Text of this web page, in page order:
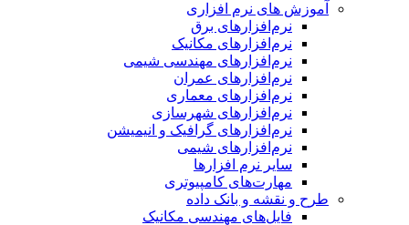
آموزش های نرم افزاری
نرم‌افزارهای برق
نرم‌افزارهای مکانیک
نرم‌افزارهای مهندسی شیمی
نرم‌افزارهای عمران
نرم‌افزارهای معماری
نرم‌افزارهای شهرسازی
نرم‌افزارهای گرافیک و انیمیشن
نرم‌افزارهای شیمی
سایر نرم افزارها
مهارت‌های کامپیوتری
طرح و نقشه و بانک داده
فایل‌های مهندسی مکانیک